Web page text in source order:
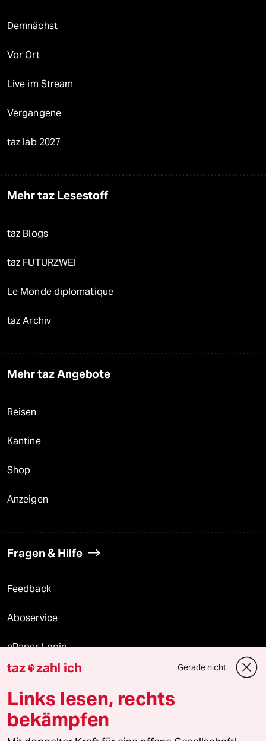
Demnächst
Vor Ort
Live im Stream
Vergangene
taz lab 2027
Mehr taz Lesestoff
taz Blogs
taz FUTURZWEI
Le Monde diplomatique
taz Archiv
Mehr taz Angebote
Reisen
Kantine
Shop
Anzeigen
Fragen & Hilfe
Feedback
Aboservice
ePaper Login
Downloads für Abonnierende
© 2026 taz Verlags und Vertriebs GmbH
taz zahl ich Gerade nicht
Links lesen, rechts
bekämpfen